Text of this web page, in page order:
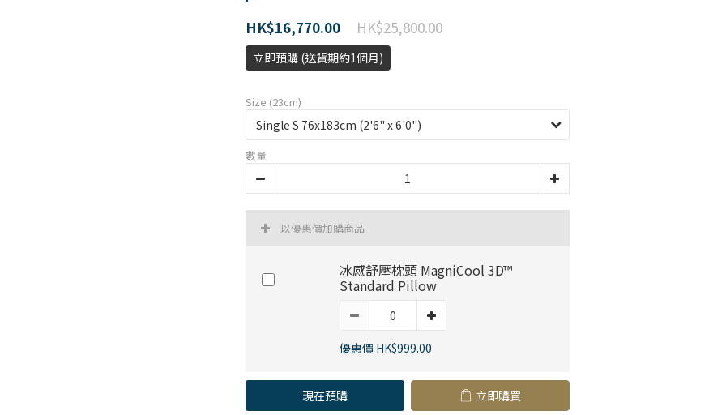
HK$25,800.00
HK$16,770.00
立即預購 (送貨期約1個月)
Size (23cm)
數量
以優惠價加購商品
冰感舒壓枕頭 MagniCool 3D™
Standard Pillow
優惠價 HK$999.00
現在預購 立即購買